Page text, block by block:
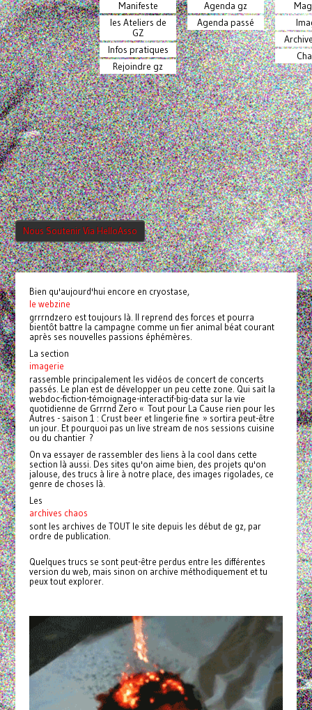
Manifeste
les Ateliers de
GZ
Infos pratiques
Rejoindre gz
Agenda gz
Agenda passé
Nous Soutenir Via HelloAsso
Bien qu'aujourd'hui encore en cryostase,
le webzine
grrrndzero est toujours là. Il reprend des forces et pourra
bientôt battre la campagne comme un fier animal béat courant
après ses nouvelles passions éphémères.
La section
imagerie
rassemble principalement les vidéos de concert de concerts
passés. Le plan est de développer un peu cette zone. Qui sait la
webdoc-fiction-témoignage-interactif-big-data sur la vie
quotidienne de Grrrnd Zero « Tout pour La Cause rien pour les
Autres - saison 1 : Crust beer et lingerie fine » sortira peut-être
un jour. Et pourquoi pas un live stream de nos sessions cuisine
ou du chantier ?
On va essayer de rassembler des liens à la cool dans cette
section là aussi. Des sites qu'on aime bien, des projets qu'on
jalouse, des trucs à lire à notre place, des images rigolades, ce
genre de choses là.
Les
archives chaos
sont les archives de TOUT le site depuis les début de gz, par
ordre de publication.
Quelques trucs se sont peut-être perdus entre les différentes
version du web, mais sinon on archive méthodiquement et tu
peux tout explorer.